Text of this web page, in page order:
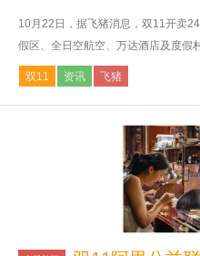
10月22日，据飞猪消息，双11开卖
假区、全日空航空、万达酒店及度假
双11 资讯 飞猪